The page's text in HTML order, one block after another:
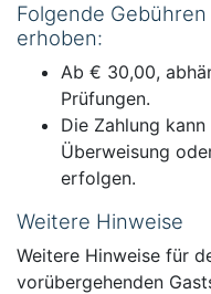
Folgende
erhoben:
Ab € 30,00,
Prüfungen.
Die Zahlung
Überweisung
erfolgen.
Weitere Hinweise
Weitere Hinweise für
vorübergehenden